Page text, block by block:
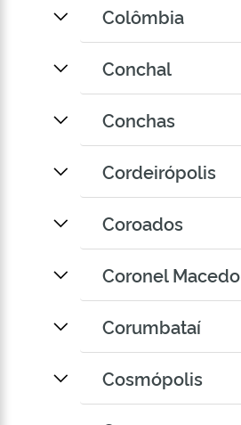
Colômbia
Conchal
Conchas
Cordeirópolis
Coroados
Coronel Macedo
Corumbataí
Cosmópolis